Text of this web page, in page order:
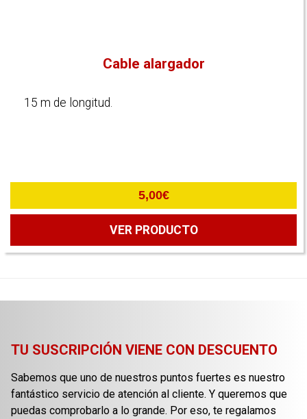
Cable alargador
15 m de longitud.
5,00€
VER PRODUCTO
TU SUSCRIPCIÓN VIENE CON DESCUENTO
Sabemos que uno de nuestros puntos fuertes es nuestro
fantástico servicio de atención al cliente. Y queremos que
puedas comprobarlo a lo grande. Por eso, te regalamos